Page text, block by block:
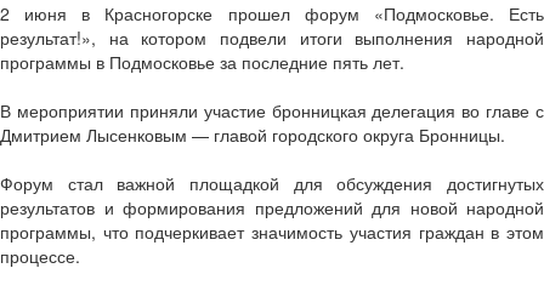
2 июня в Красногорске прошел форум «Подмосковье. Есть
результат!», на котором подвели итоги выполнения народной
программы в Подмосковье за последние пять лет.
В мероприятии приняли участие бронницкая делегация во главе с
Дмитрием Лысенковым — главой городского округа Бронницы.
Форум стал важной площадкой для обсуждения достигнутых
результатов и формирования предложений для новой народной
программы, что подчеркивает значимость участия граждан в этом
процессе.